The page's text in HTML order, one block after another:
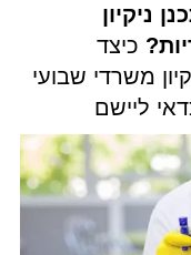
ניקיון
כיצד
משרדי שבועי
ליישם